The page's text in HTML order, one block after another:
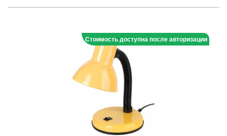
Стоимость доступна после авторизации